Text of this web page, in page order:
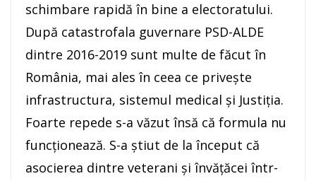
schimbare rapidă în bine a electoratului.
După catastrofala guvernare PSD-ALDE
dintre 2016-2019 sunt multe de făcut în
România, mai ales în ceea ce privește
infrastructura, sistemul medical și Justiția.
Foarte repede s-a văzut însă că formula nu
funcționează. S-a știut de la început că
asocierea dintre veterani și învățăcei într-